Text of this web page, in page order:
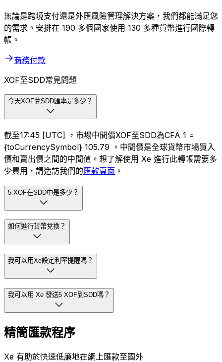
無論是跨境支付還是外匯風險管理解決方案，我們都能滿足您
的需求。安排在 190 多個國家使用 130 多種貨幣進行國際轉
帳。
商務付款
XOF至SDD常見問題
今天XOF兌SDD匯率是多少？
截至17:45 [UTC] ，市場中間價XOF至SDD為CFA 1 =
{toCurrencySymbol} 105.79 。中間價是全球貨幣市場買入
價和賣出價之間的中間值。想了解使用 Xe 進行此轉帳需要多
少費用，請造訪我們的匯款頁面 。
5 XOF在SDD中是多少？
如何進行貨幣兌換？
我可以用Xe設定利率提醒嗎？
我可以用 Xe 發送5 XOF到SDD嗎？
精簡匯款程序
Xe 有助於快速低廉地在網上匯款至國外